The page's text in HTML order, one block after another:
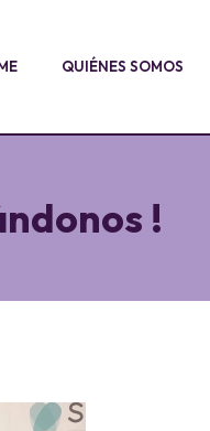
QUIÉNES SOMOS
!